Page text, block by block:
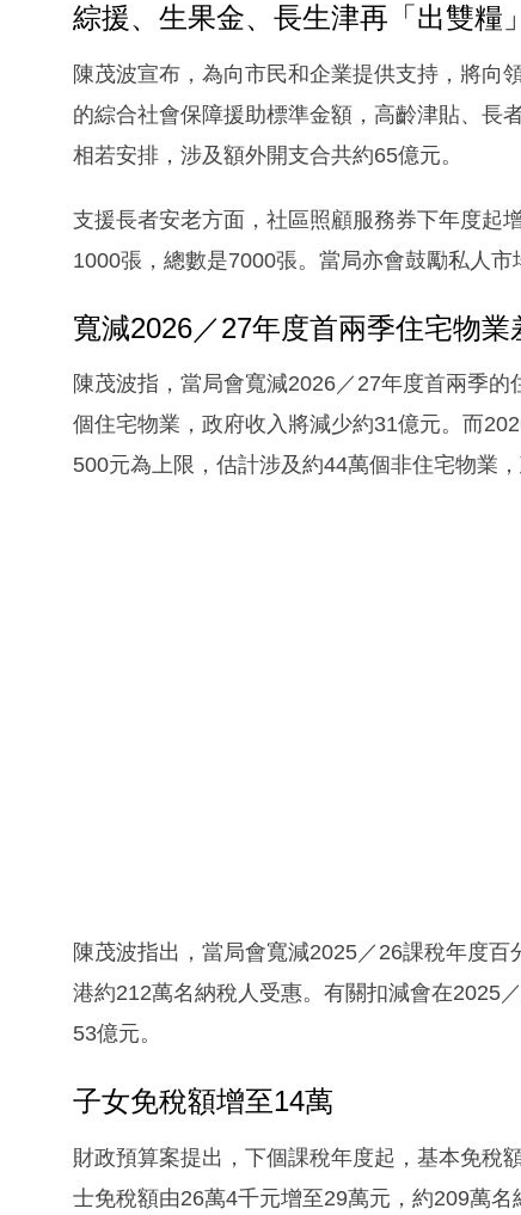
綜援、生果金、長生津再「出雙糧」
陳茂波宣布，為向市民和企業提供支持，將向
的綜合社會保障援助標準金額，高齡津貼、長
相若安排，涉及額外開支合共約65億元。
支援長者安老方面，社區照顧服務券下年度起
1000張，總數是7000張。當局亦會鼓勵私人市
寬減2026／27年度首兩季住宅物業
陳茂波指，當局會寬減2026／27年度首兩季
個住宅物業，政府收入將減少約31億元。而
500元為上限，估計涉及約44萬個非住宅物業
陳茂波指出，當局會寬減2025／26課稅年度
港約212萬名納稅人受惠。有關扣減會在2025
53億元。
子女免稅額增至14萬
財政預算案提出，下個課稅年度起，基本免稅
士免稅額由26萬4千元增至29萬元，約209萬名